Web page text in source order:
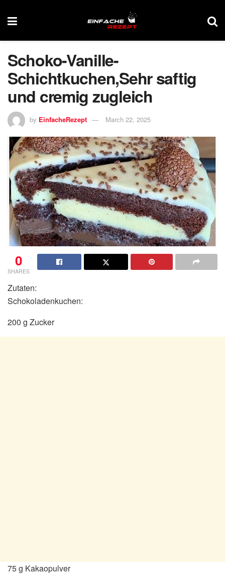
Schoko-Vanille-
Schichtkuchen,Sehr saftig
und cremig zugleich
by EinfacheRezept March 22, 2025
0
SHARES
Zutaten:
Schokoladenkuchen:
200 g Zucker
75 g Kakaopulver